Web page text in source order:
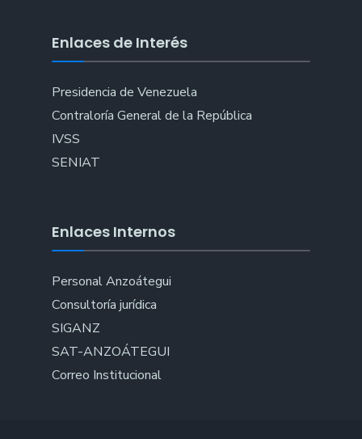
Enlaces de Interés
Presidencia de Venezuela
Contraloría General de la República
IVSS
SENIAT
Enlaces Internos
Personal Anzoátegui
Consultoría jurídica
SIGANZ
SAT-ANZOÁTEGUI
Correo Institucional